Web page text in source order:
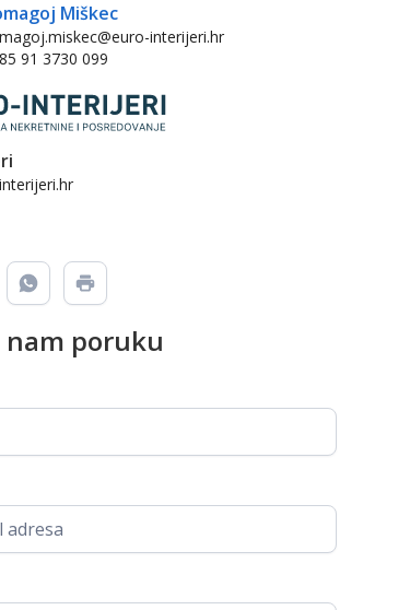
Miškec
interijeri.hr
91 3730 099
poruku